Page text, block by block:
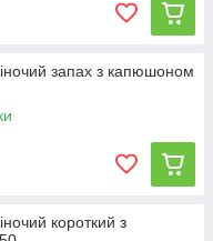
запах з капюшоном
короткий з